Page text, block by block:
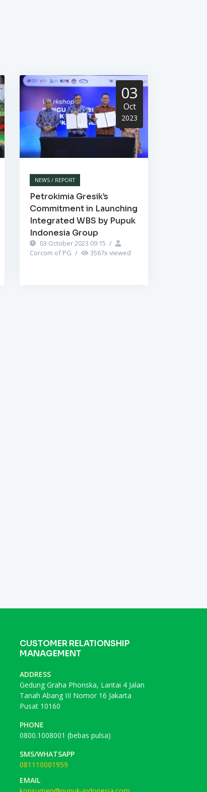
03
Oct
2023
NEWS / REPORT
Petrokimia Gresik’s
Commitment in Launching
Integrated WBS by Pupuk
Indonesia Group
03 October 2023 09:15 /
Corcom of PG / 3567x viewed
CUSTOMER RELATIONSHIP
MANAGEMENT
ADDRESS
Gedung Graha Phonska, Lantai 4 Jalan
Tanah Abang III Nomor 16 Jakarta
Pusat 10160
PHONE
0800.1008001 (bebas pulsa)
SMS/WHATSAPP
081110001959
EMAIL